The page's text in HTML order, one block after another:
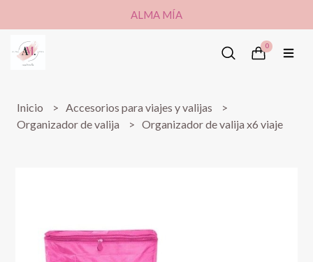
ALMA MÍA
0
Inicio
Accesorios para viajes y valijas
Organizador de valija
Organizador de valija x6 viaje